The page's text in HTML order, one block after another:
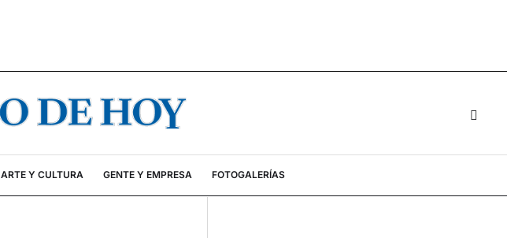
ARTE Y CULTURA GENTE Y EMPRESA FOTOGALERÍAS